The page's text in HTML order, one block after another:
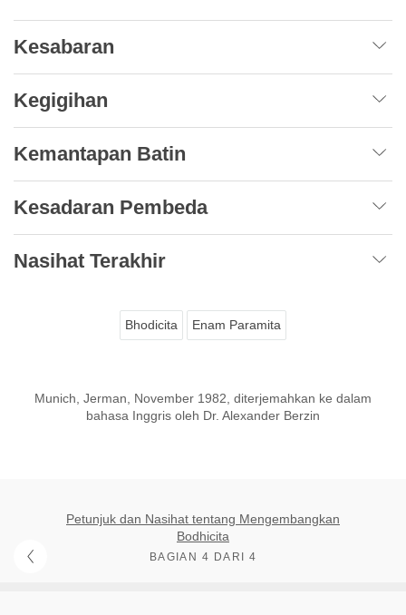
Kesabaran
Kegigihan
Kemantapan Batin
Kesadaran Pembeda
Nasihat Terakhir
Bhodicita Enam Paramita
Munich, Jerman, November 1982, diterjemahkan ke dalam
bahasa Inggris oleh Dr. Alexander Berzin
Petunjuk dan Nasihat tentang Mengembangkan
Bodhicita
BAGIAN 4 DARI 4